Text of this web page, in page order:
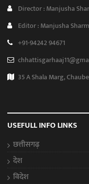
Director : Manjusha
Editor : Manjusha
+91-94242 94671
35 A Shala Marg,
USEFULL INFO LINKS
छत्तीसगढ़
देश
विदेश